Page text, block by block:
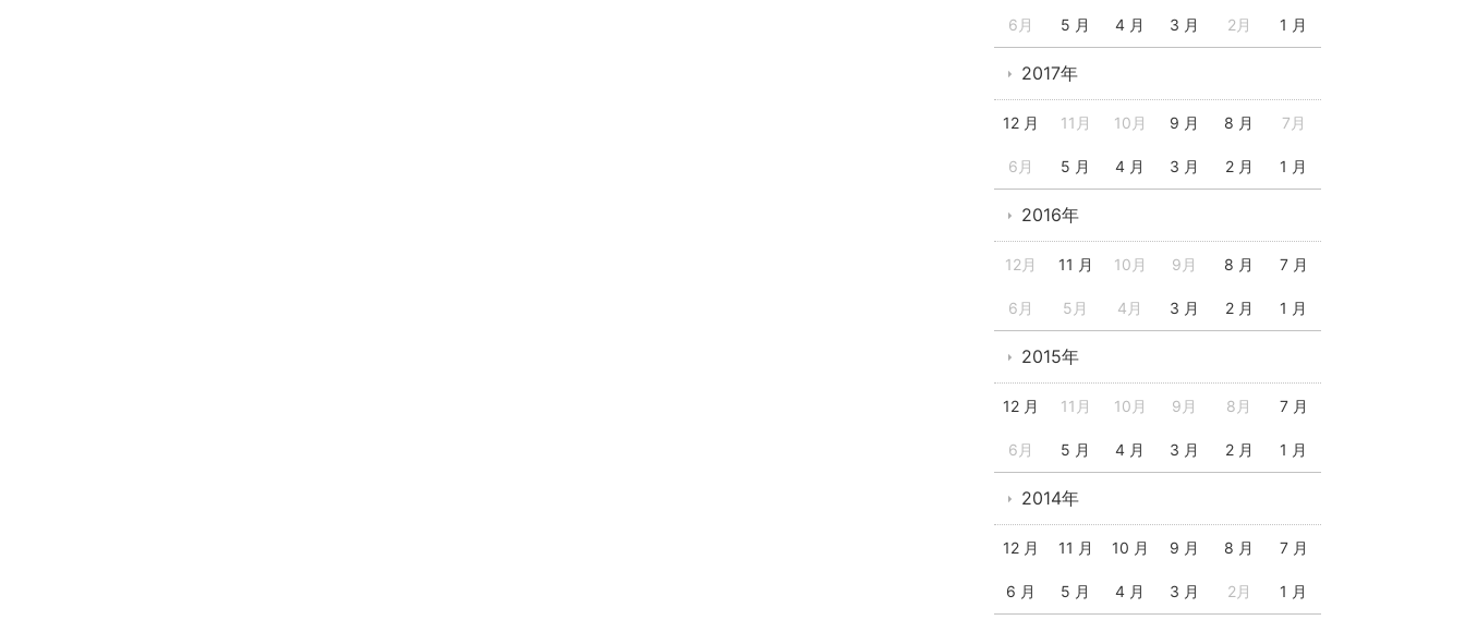
6月 5 月 4 月 3 月 2月 1 月
2017年
12 月 11月 10月 9 月 8 月 7月
6月 5 月 4 月 3 月 2 月 1 月
2016年
12月 11 月 10月 9月 8 月 7 月
6月 5月 4月 3 月 2 月 1 月
2015年
12 月 11月 10月 9月 8月 7 月
6月 5 月 4 月 3 月 2 月 1 月
2014年
12 月 11 月 10 月 9 月 8 月 7 月
6 月 5 月 4 月 3 月 2月 1 月